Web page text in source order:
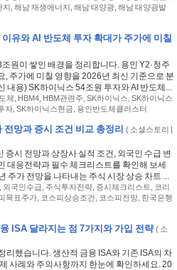
지 해남 재생에너지 해남 태양광, 해남 태양광발
유와 AI 반도체 투자 확대가 주가에 미칠
원이 쌓인 배경을 정리합니다. 용인 Y2·청주
, 주가에 미칠 영향을 2026년 최신 기준으로 분
내용) SK하이닉스 54조원 투자와 AI 반도체...
체 HBM4, HBM관련주 SK하이닉스 SK하이닉스
자, SK하이닉스현금 용인반도체클러스터
망과 증시 조건 비교 총정리 ( 소셜스토리 |
시 전망과 상장사 실적 조건, 외국인 수급 변
대응전략과 필수 체크리스트를 확인해 보세
주가 전망을 나타내는 주식 시장 상승 차트 ...
외국인수급 주식투자전략, 증시체크리스트
코리
목표주가, 코스피상승조건 코스피전망, 한국은행
ISA 달라지는 점 7가지와 가입 전략 ( 소
리했습니다. 생산적 금융 ISA와 기존 ISA의 차
사례와 주의사항까지 한눈에 확인하세요. 20